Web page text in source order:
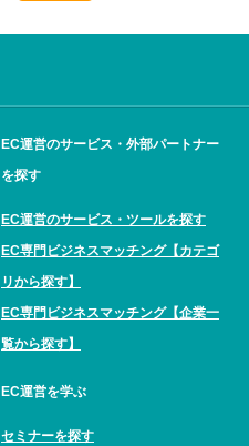
EC運営のサービス・外部パートナー
を探す
EC運営のサービス・ツールを探す
EC専門ビジネスマッチング【カテゴ
リから探す】
EC専門ビジネスマッチング【企業一
覧から探す】
EC運営を学ぶ
セミナーを探す